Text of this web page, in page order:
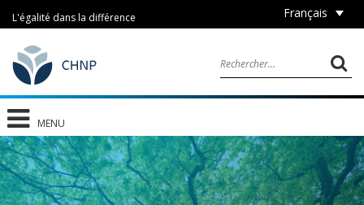
L'égalité dans la différence Français
MENU